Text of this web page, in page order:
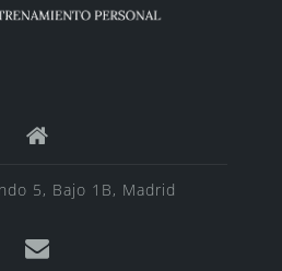
5, Bajo 1B, Madrid